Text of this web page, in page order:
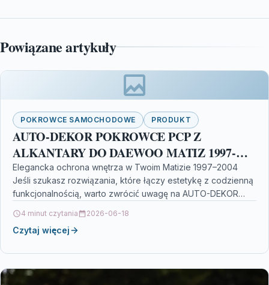
Powiązane artykuły
POKROWCE SAMOCHODOWE PRODUKT
AUTO-DEKOR POKROWCE PCP Z
ALKANTARY DO DAEWOO MATIZ 1997-
2004
Elegancka ochrona wnętrza w Twoim Matizie 1997–2004
Jeśli szukasz rozwiązania, które łączy estetykę z codzienną
funkcjonalnością, warto zwrócić uwagę na AUTO-DEKOR
4 minut czytania 2026-06-18
Czytaj więcej